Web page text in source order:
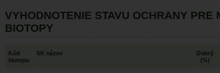
VYHODNOTENIE STAVU OCHRANY PRE
BIOTOPY
Kód
biotopu
SK názov
Dobrý
(%)